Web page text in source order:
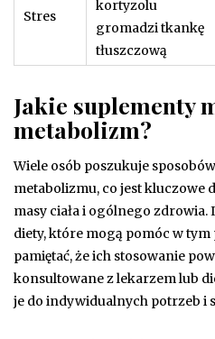
Stres
kortyzolu
gromadzi tkankę
tłuszczową
Jakie suplementy
metabolizm?
Wiele osób poszukuje
metabolizmu, co jest kluczowe
masy ciała i ogólnego
diety, które mogą pomóc w tym
pamiętać, że ich stosowanie
konsultowane z lekarzem lub
je do indywidualnych potrzeb i